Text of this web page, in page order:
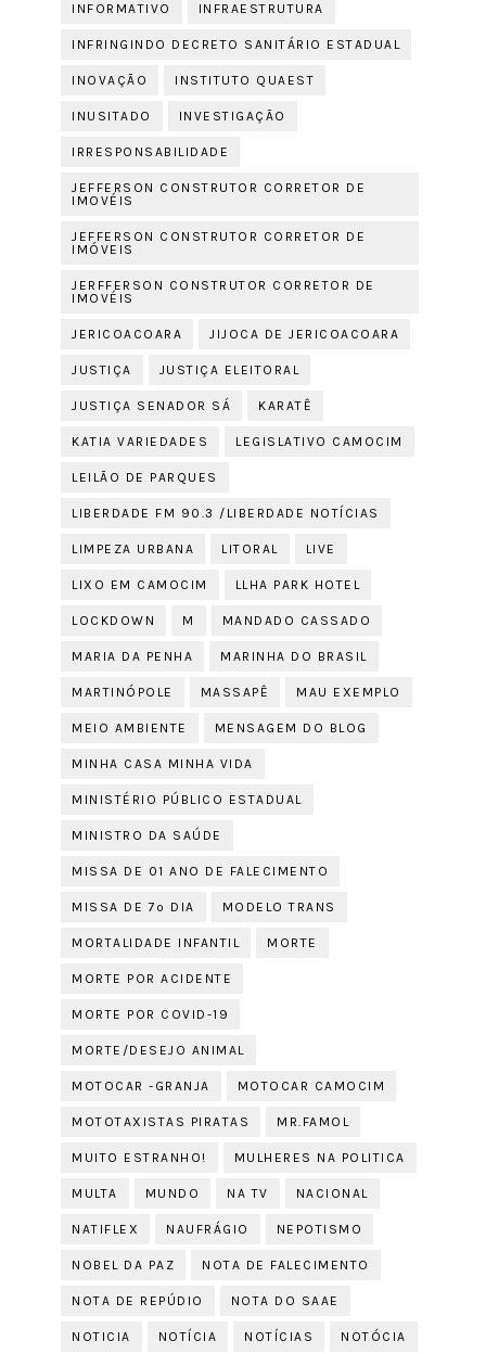
INFORMATIVO INFRAESTRUTURA
INFRINGINDO DECRETO SANITÁRIO ESTADUAL
INOVAÇÃO INSTITUTO QUAEST
INUSITADO INVESTIGAÇÃO
IRRESPONSABILIDADE
JEFFERSON CONSTRUTOR CORRETOR DE
IMOVÉIS
JEFFERSON CONSTRUTOR CORRETOR DE
IMÓVEIS
JERFFERSON CONSTRUTOR CORRETOR DE
IMOVÉIS
JERICOACOARA JIJOCA DE JERICOACOARA
JUSTIÇA JUSTIÇA ELEITORAL
JUSTIÇA SENADOR SÁ KARATÊ
KATIA VARIEDADES LEGISLATIVO CAMOCIM
LEILÃO DE PARQUES
LIBERDADE FM 90.3 /LIBERDADE NOTÍCIAS
LIMPEZA URBANA LITORAL LIVE
LIXO EM CAMOCIM LLHA PARK HOTEL
LOCKDOWN M MANDADO CASSADO
MARIA DA PENHA MARINHA DO BRASIL
MARTINÓPOLE MASSAPÊ MAU EXEMPLO
MEIO AMBIENTE MENSAGEM DO BLOG
MINHA CASA MINHA VIDA
MINISTÉRIO PÚBLICO ESTADUAL
MINISTRO DA SAÚDE
MISSA DE 01 ANO DE FALECIMENTO
MISSA DE 7º DIA MODELO TRANS
MORTALIDADE INFANTIL MORTE
MORTE POR ACIDENTE
MORTE POR COVID-19
MORTE/DESEJO ANIMAL
MOTOCAR -GRANJA MOTOCAR CAMOCIM
MOTOTAXISTAS PIRATAS MR.FAMOL
MUITO ESTRANHO! MULHERES NA POLITICA
MULTA MUNDO NA TV NACIONAL
NATIFLEX NAUFRÁGIO NEPOTISMO
NOBEL DA PAZ NOTA DE FALECIMENTO
NOTA DE REPÚDIO NOTA DO SAAE
NOTICIA NOTÍCIA NOTÍCIAS NOTÓCIA